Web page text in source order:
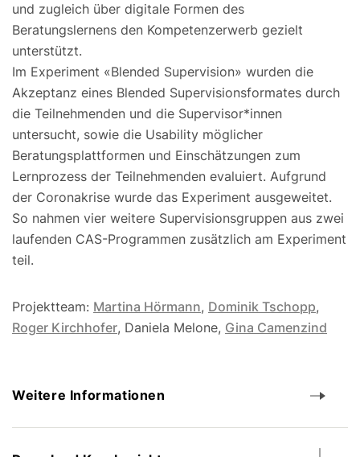
und zugleich über digitale Formen des
Beratungslernens den Kompetenzerwerb gezielt
unterstützt.
Im Experiment «Blended Supervision» wurden die
Akzeptanz eines Blended Supervisionsformates durch
die Teilnehmenden und die Supervisor*innen
untersucht, sowie die Usability möglicher
Beratungsplattformen und Einschätzungen zum
Lernprozess der Teilnehmenden evaluiert. Aufgrund
der Coronakrise wurde das Experiment ausgeweitet.
So nahmen vier weitere Supervisionsgruppen aus zwei
laufenden CAS-Programmen zusätzlich am Experiment
teil.
Projektteam: Martina Hörmann, Dominik Tschopp,
Roger Kirchhofer, Daniela Melone, Gina Camenzind
Weitere Informationen